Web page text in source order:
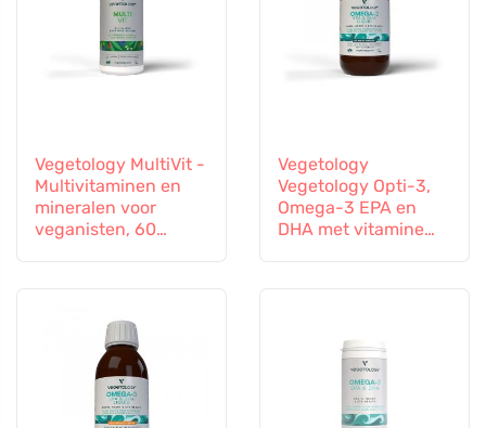
Vegetology MultiVit -
Multivitaminen en
mineralen voor
veganisten, 60
Vegetology
Vegetology Opti-3,
Omega-3 EPA en
DHA met vitamine